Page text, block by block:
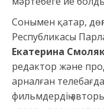
Сонымен қатар,
Республикасы
Екатерина
редактор және
арналған
фильмдердің